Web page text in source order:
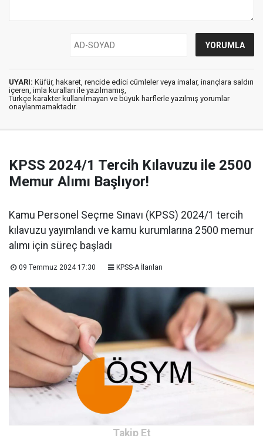
UYARI: Küfür, hakaret, rencide edici cümleler veya imalar, inançlara saldırı
içeren, imla kuralları ile yazılmamış,
Türkçe karakter kullanılmayan ve büyük harflerle yazılmış yorumlar
onaylanmamaktadır.
KPSS 2024/1 Tercih Kılavuzu ile 2500
Memur Alımı Başlıyor!
Kamu Personel Seçme Sınavı (KPSS) 2024/1 tercih
kılavuzu yayımlandı ve kamu kurumlarına 2500 memur
alımı için süreç başladı
09 Temmuz 2024 17:30 KPSS-A İlanları